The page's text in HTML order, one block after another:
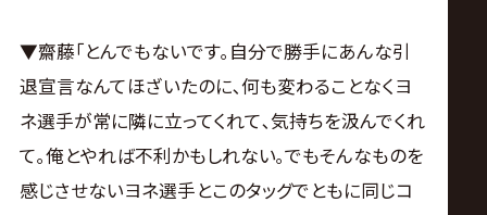
▼齋藤｢とんでもないです｡自分で勝手にあんな引
退宣言なんてほざいたのに､何も変わることなくヨ
ネ選手が常に隣に立ってくれて､気持ちを汲んでくれ
て｡俺とやれば不利かもしれない｡でもそんなものを
感じさせないヨネ選手とこのタッグでともに同じコ